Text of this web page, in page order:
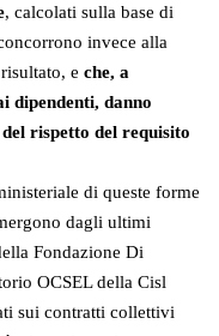
, calcolati sulla base di
invece alla
e che, a
dipendenti, danno
rispetto del requisito
di queste forme
dagli ultimi
Fondazione Di
OCSEL della Cisl
sui contratti collettivi